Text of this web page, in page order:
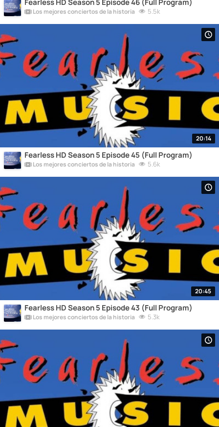
Fearless HD Season 5 Episode 46 (Full Program)
Los mejores conciertos de la historia 5.5k
20:14
Fearless HD Season 5 Episode 45 (Full Program)
Los mejores conciertos de la historia 5.6k
20:45
Fearless HD Season 5 Episode 43 (Full Program)
Los mejores conciertos de la historia 5.3k